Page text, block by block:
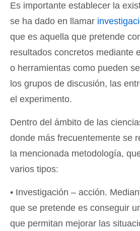
Es importante establecer la
se ha dado en llamar
que es aquella que pretende
resultados concretos mediante
o herramientas como pueden
los grupos de discusión, las
el experimento.
Dentro del ámbito de las
donde más frecuentemente se
la mencionada metodología,
varios tipos:
• Investigación – acción.
que se pretende es conseguir
que permitan mejorar las